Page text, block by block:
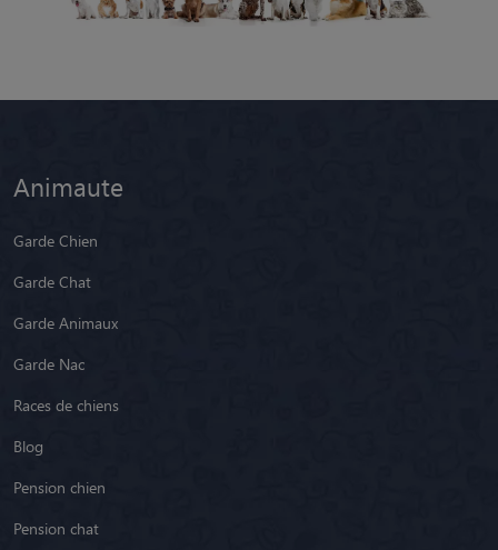
Animaute
Garde Chien
Garde Chat
Garde Animaux
Garde Nac
Races de chiens
Blog
Pension chien
Pension chat